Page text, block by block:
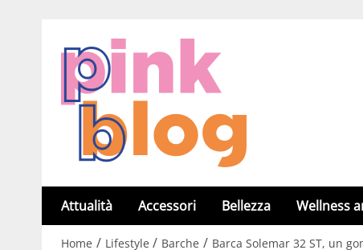
Attualità Accessori Bellezza Wellness
Home / Lifestyle / Barche / Barca Solemar 32 ST, un